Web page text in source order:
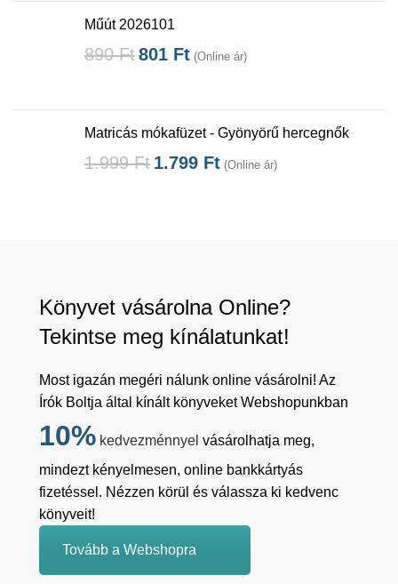
Műút 2026101
890Ft801 Ft (Online ár)
Matricás mókafüzet - Gyönyörű hercegnők
1.999Ft 1.799 Ft (Online ár)
Könyvet vásárolna Online?
Tekintse meg kínálatunkat!
Most igazán megéri nálunk online vásárolni! Az
Írók Boltja által kínált könyveket Webshopunkban
10% kedvezménnyel vásárolhatja meg,
mindezt kényelmesen, online bankkártyás
fizetéssel. Nézzen körül és válassza ki kedvenc
könyveit!
Tovább a Webshopra